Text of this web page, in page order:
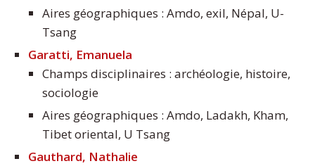
Aires géographiques : Amdo, exil, Népal, U-
Tsang
Garatti, Emanuela
Champs disciplinaires : archéologie, histoire,
sociologie
Aires géographiques : Amdo, Ladakh, Kham,
Tibet oriental, U Tsang
Gauthard, Nathalie